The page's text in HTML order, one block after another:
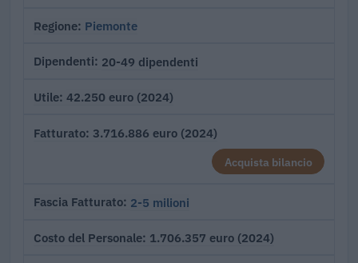
Regione Piemonte
Dipendenti 20-49 dipendenti
Utile 42.250 euro (2024)
Fatturato 3.716.886 euro (2024)
Acquista bilancio
Fascia Fatturato 2-5 milioni
Costo del Personale 1.706.357 euro (2024)